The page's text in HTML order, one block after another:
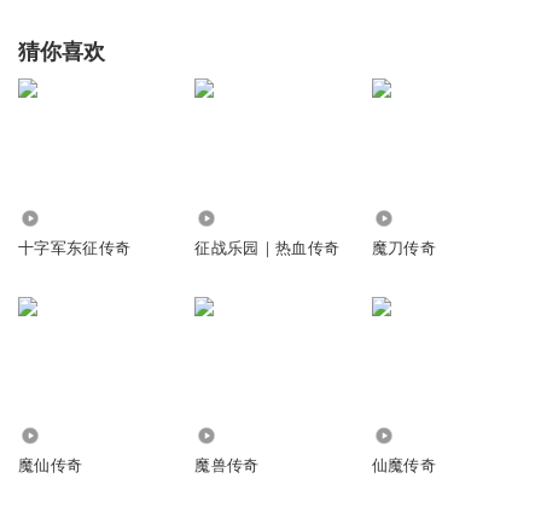
猜你喜欢
十字军东征传奇 征战乐园｜热血传奇 魔刀传奇
魔仙传奇 魔兽传奇 仙魔传奇